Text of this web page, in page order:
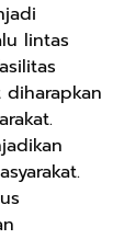
lintas